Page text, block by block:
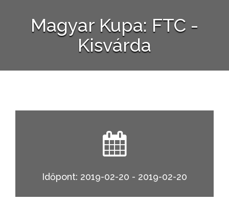
Magyar Kupa: FTC -
Kisvárda
Időpont: 2019-02-20 - 2019-02-20